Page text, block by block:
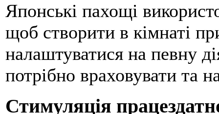
Японські пахощі
щоб створити в кімнаті
налаштуватися на певну
потрібно враховувати та
Стимуляція